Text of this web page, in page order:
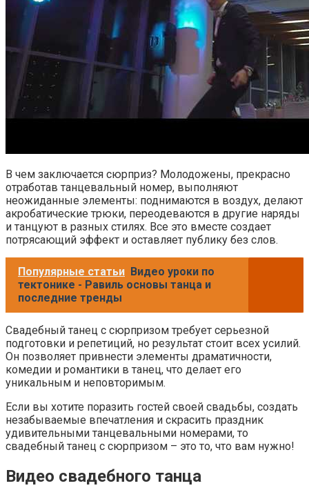
В чем заключается сюрприз? Молодожены, прекрасно
отработав танцевальный номер, выполняют
неожиданные элементы: поднимаются в воздух, делают
акробатические трюки, переодеваются в другие наряды
и танцуют в разных стилях. Все это вместе создает
потрясающий эффект и оставляет публику без слов.
Популярные статьи Видео уроки по
тектонике - Равиль основы танца и
последние тренды
Свадебный танец с сюрпризом требует серьезной
подготовки и репетиций, но результат стоит всех усилий.
Он позволяет привнести элементы драматичности,
комедии и романтики в танец, что делает его
уникальным и неповторимым.
Если вы хотите поразить гостей своей свадьбы, создать
незабываемые впечатления и скрасить праздник
удивительными танцевальными номерами, то
свадебный танец с сюрпризом – это то, что вам нужно!
Видео свадебного танца